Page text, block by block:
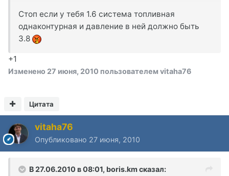
Стоп если у тебя 1.6 система топливная
однаконтурная и давление в ней должно быть
3.8
+1
Изменено 27 июня, 2010 пользователем vitaha76
Цитата
vitaha76
Опубликовано 27 июня, 2010
В 27.06.2010 в 08:01, boris.km сказал: